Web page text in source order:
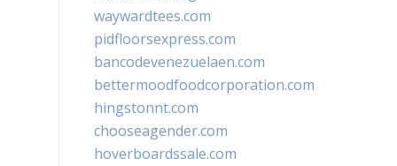
waywardtees.com
pidfloorsexpress.com
bancodevenezuelaen.com
bettermoodfoodcorporation.com
hingstonnt.com
chooseagender.com
hoverboardssale.com